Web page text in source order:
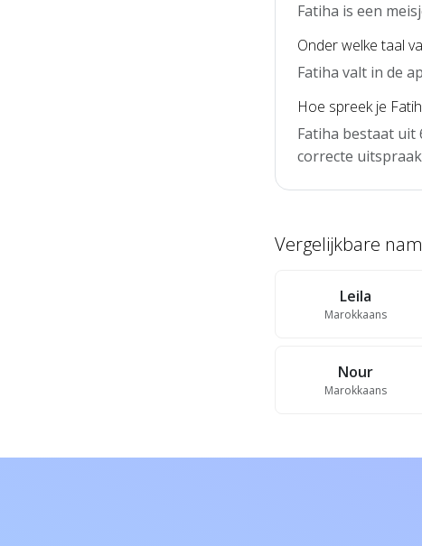
Fatiha is een
Onder welke taal
Fatiha valt in de
Hoe spreek je
Fatiha bestaat uit
correcte
Vergelijkbare
Leila
Marokkaans
Nour
Marokkaans